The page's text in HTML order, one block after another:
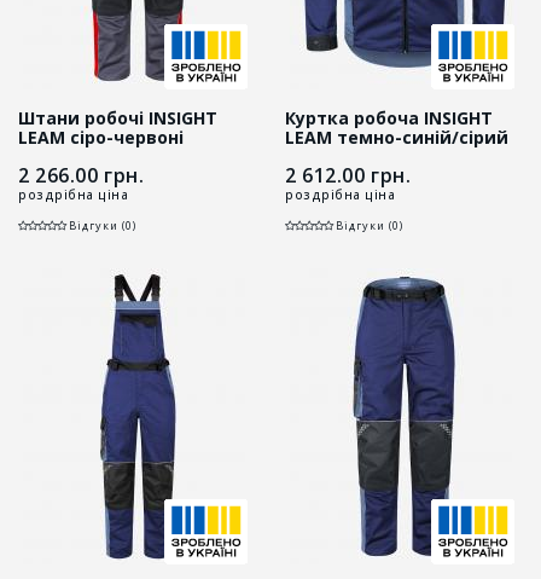
Штани робочі INSIGHT
LEAM сіро-червоні
2 266.00 грн.
роздрібна ціна
Відгуки (0)
Куртка робоча INSIGHT
LEAM темно-синій/сірий
2 612.00 грн.
роздрібна ціна
Відгуки (0)